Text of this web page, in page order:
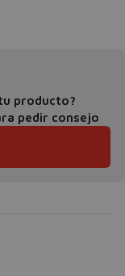
producto?
pedir consejo